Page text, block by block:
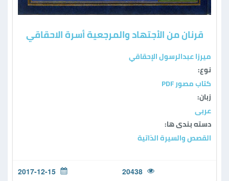
قرنان من الأجتهاد والمرجعية أسرة الاحقاقي
ميرزا عبدالرسول الإحقاقي
نوع:
كتاب مصور PDF
زبان:
عربی
دسته بندی ها:
القصص والسيرة الذاتية
20438
2017-12-15